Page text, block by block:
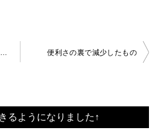
便利さの裏で減少したもの
るようになりました↑